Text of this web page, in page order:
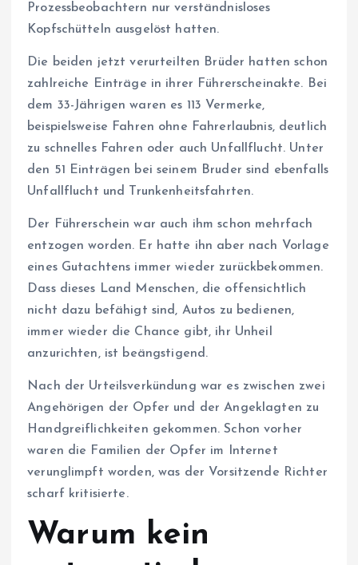
Prozessbeobachtern nur verständnisloses
Kopfschütteln ausgelöst hatten.
Die beiden jetzt verurteilten Brüder hatten schon
zahlreiche Einträge in ihrer Führerscheinakte. Bei
dem 33-Jährigen waren es 113 Vermerke,
beispielsweise Fahren ohne Fahrerlaubnis, deutlich
zu schnelles Fahren oder auch Unfallflucht. Unter
den 51 Einträgen bei seinem Bruder sind ebenfalls
Unfallflucht und Trunkenheitsfahrten.
Der Führerschein war auch ihm schon mehrfach
entzogen worden. Er hatte ihn aber nach Vorlage
eines Gutachtens immer wieder zurückbekommen.
Dass dieses Land Menschen, die offensichtlich
nicht dazu befähigt sind, Autos zu bedienen,
immer wieder die Chance gibt, ihr Unheil
anzurichten, ist beängstigend.
Nach der Urteilsverkündung war es zwischen zwei
Angehörigen der Opfer und der Angeklagten zu
Handgreiflichkeiten gekommen. Schon vorher
waren die Familien der Opfer im Internet
verunglimpft worden, was der Vorsitzende Richter
scharf kritisierte.
Warum kein